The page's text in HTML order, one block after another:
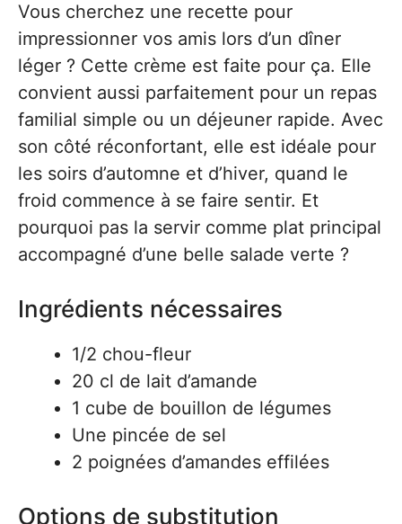
Vous cherchez une recette pour
impressionner vos amis lors d’un dîner
léger ? Cette crème est faite pour ça. Elle
convient aussi parfaitement pour un repas
familial simple ou un déjeuner rapide. Avec
son côté réconfortant, elle est idéale pour
les soirs d’automne et d’hiver, quand le
froid commence à se faire sentir. Et
pourquoi pas la servir comme plat principal
accompagné d’une belle salade verte ?
Ingrédients nécessaires
1/2 chou-fleur
20 cl de lait d’amande
1 cube de bouillon de légumes
Une pincée de sel
2 poignées d’amandes effilées
Options de substitution